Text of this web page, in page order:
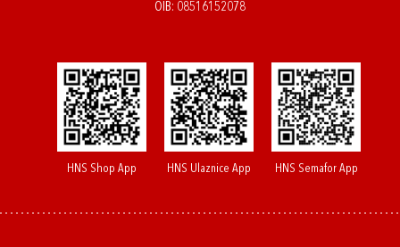
OIB: 08516152078
HNS Shop App HNS Ulaznice App HNS Semafor App